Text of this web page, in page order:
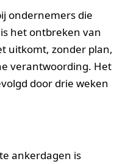
ondernemers die
het ontbreken van
uitkomt, zonder plan,
verantwoording. Het
door drie weken
ankerdagen is